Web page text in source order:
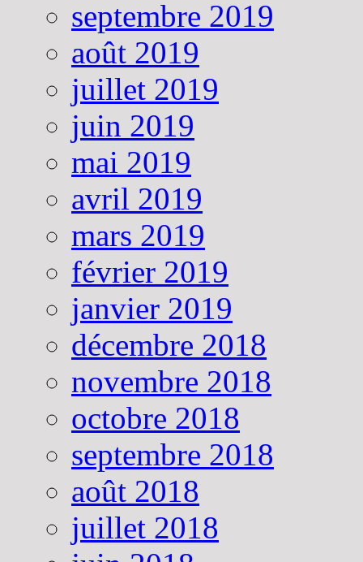
septembre 2019
août 2019
juillet 2019
juin 2019
mai 2019
avril 2019
mars 2019
février 2019
janvier 2019
décembre 2018
novembre 2018
octobre 2018
septembre 2018
août 2018
juillet 2018